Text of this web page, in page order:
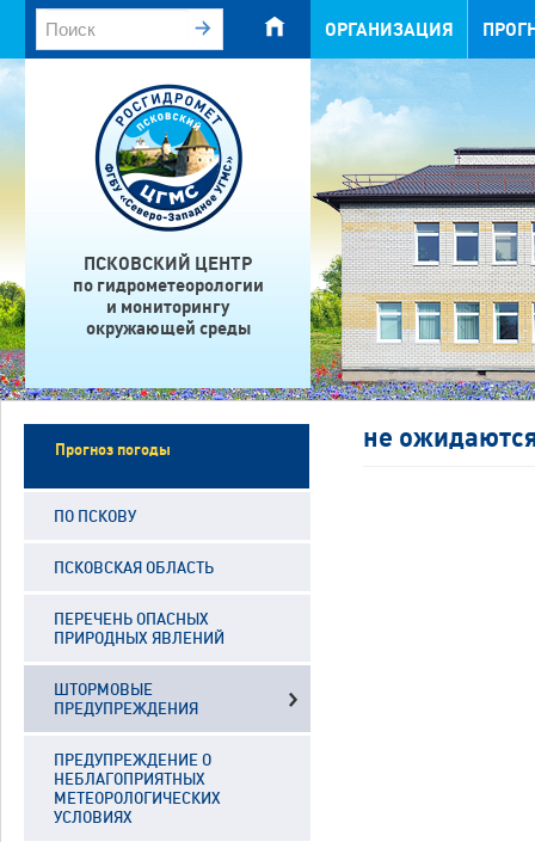
ОРГАНИЗАЦИЯ
ПСКОВСКИЙ ЦЕНТР
по гидрометеорологии
и мониторингу
окружающей среды
Прогноз погоды
ПО ПСКОВУ
ПСКОВСКАЯ ОБЛАСТЬ
ПЕРЕЧЕНЬ ОПАСНЫХ
ПРИРОДНЫХ ЯВЛЕНИЙ
ШТОРМОВЫЕ
ПРЕДУПРЕЖДЕНИЯ
ПРЕДУПРЕЖДЕНИЕ О
НЕБЛАГОПРИЯТНЫХ
МЕТЕОРОЛОГИЧЕСКИХ
УСЛОВИЯХ
не